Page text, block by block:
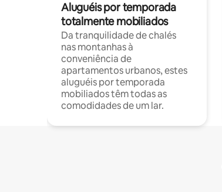
Aluguéis por temporada
totalmente mobiliados
Da tranquilidade de chalés
nas montanhas à
conveniência de
apartamentos urbanos, estes
aluguéis por temporada
mobiliados têm todas as
comodidades de um lar.